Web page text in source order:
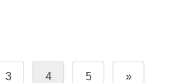
投
3 4 5 »